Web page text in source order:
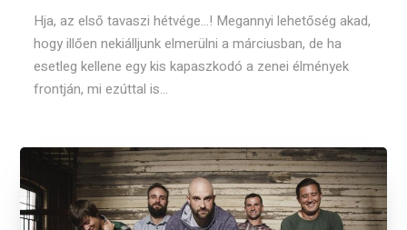
Hja, az első tavaszi hétvége...! Megannyi lehetőség akad,
hogy illően nekiálljunk elmerülni a márciusban, de ha
esetleg kellene egy kis kapaszkodó a zenei élmények
frontján, mi ezúttal is...